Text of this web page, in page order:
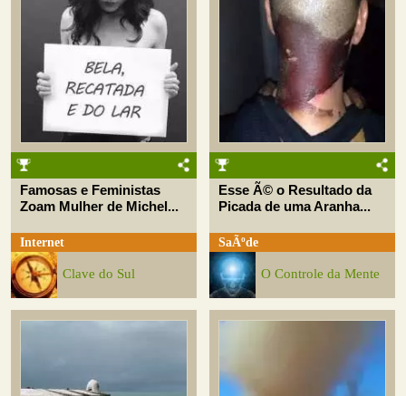
Famosas e Feministas
Zoam Mulher de Michel...
Internet
Clave do Sul
Esse Ã© o Resultado da
Picada de uma Aranha...
SaÃºde
O Controle da Mente